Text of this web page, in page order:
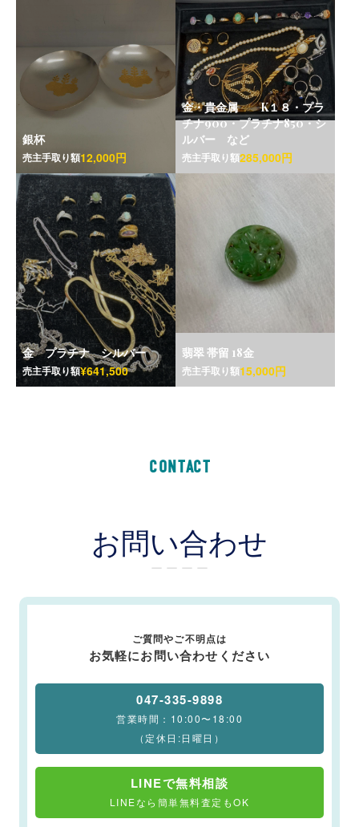
銀杯
売主手取り額12,000円
金・貴金属 K１８・プラ
チナ900・プラチナ850・シ
ルバー など
売主手取り額285,000円
金 プラチナ シルバー
売主手取り額¥641,500
翡翠 帯留 18金
売主手取り額15,000円
CONTACT
お問い合わせ
ー ー ー ー
ご質問やご不明点は
お気軽にお問い合わせください
047-335-9898
営業時間：10:00〜18:00
（定休日:日曜日）
LINEで無料相談
LINEなら簡単無料査定もOK